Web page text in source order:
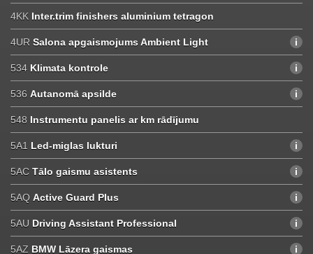
4KK Inter.trim finishers aluminium tetragon
4UR Salona apgaismojums Ambient Light
534 Klimata kontrole
536 Autanomā apsilde
548 Instrumentu panelis ar km rādījumu
5A1 Led-miglas lukturi
5AC Tālo gaismu asistents
5AQ Active Guard Plus
5AU Driving Assistant Professional
5AZ BMW Lāzera gaismas